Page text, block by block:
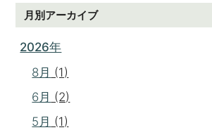
月別アーカイブ
2026年
8月 (1)
6月 (2)
5月 (1)